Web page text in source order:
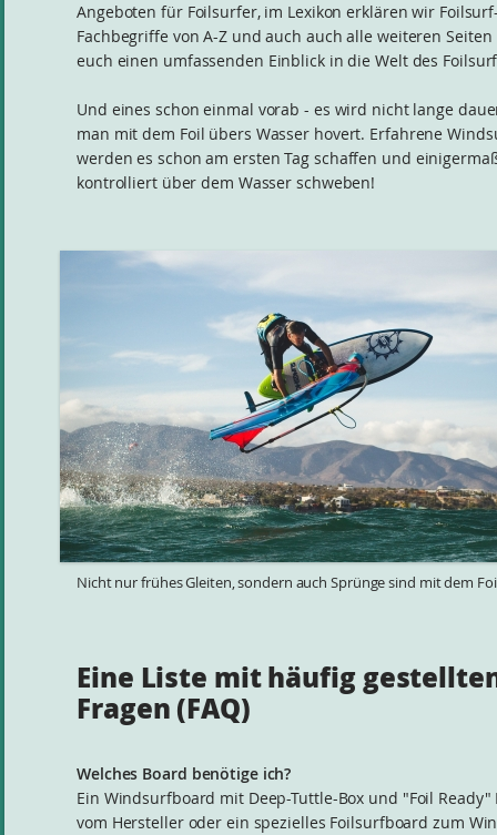
Angeboten für Foilsurfer, im Lexikon erklären wir
Fachbegriffe von A-Z und auch auch alle weiteren
euch einen umfassenden Einblick in die Welt des
Und eines schon einmal vorab - es wird nicht lange
man mit dem Foil übers Wasser hovert. Erfahrene
werden es schon am ersten Tag schaffen und
kontrolliert über dem Wasser schweben!
Nicht nur frühes Gleiten, sondern auch Sprünge sind mit dem
Eine Liste mit häufig
Fragen (FAQ)
Welches Board benötige ich?
Ein Windsurfboard mit Deep-Tuttle-Box und "Foil Ready"
vom Hersteller oder ein spezielles Foilsurfboard zum